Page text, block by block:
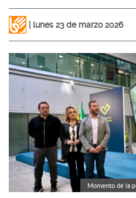
lunes 23 de marzo 2026
Momento de la